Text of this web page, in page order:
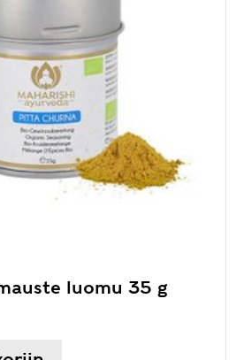
luomu 35 g